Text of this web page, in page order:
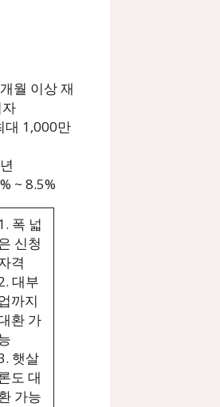
월 이상 재
대 1,000만
~ 8.5%
폭 넓
신청
격
대부
까지
환 가
햇살
도 대
가능